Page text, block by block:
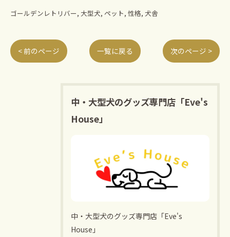
ゴールデンレトリバー 大型犬 ペット 性格 犬舎
< 前のページ 一覧に戻る 次のページ >
中・大型犬のグッズ専門店「Eve's
House」
中・大型犬のグッズ専門店「Eve's
House」